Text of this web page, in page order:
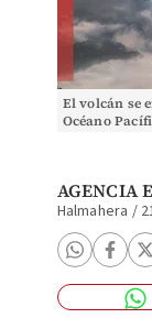
El volcán se
Océano
AGENCIA
Halmahera /